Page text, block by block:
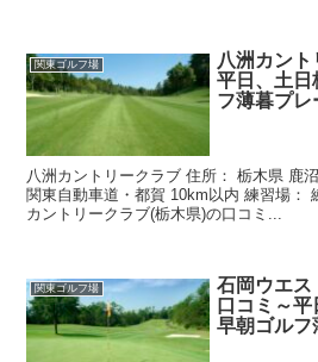
関東ゴルフ場
八洲カン
平日、土日
フ薄暮プレ
八洲カントリークラブ 住所： 栃木県 鹿
関東自動車道・都賀 10km以内 練習場：
カントリークラブ(栃木県)の口コミ...
関東ゴルフ場
石岡ウエス
口コミ～平
早朝ゴルフ